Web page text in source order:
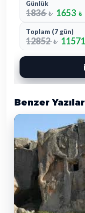
1728
12096 ₺ 10892
Benzer Yazılar